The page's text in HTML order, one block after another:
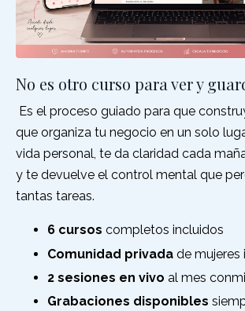
No es otro curso para ver y
Es el proceso guiado para que
que organiza tu negocio en un solo
vida personal, te da claridad cada
y te devuelve el control mental que
tantas tareas.
6 cursos completos incluidos
Comunidad privada de
2 sesiones en vivo al mes
Grabaciones disponibles